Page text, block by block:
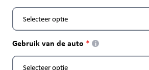
Gebruik van de auto i